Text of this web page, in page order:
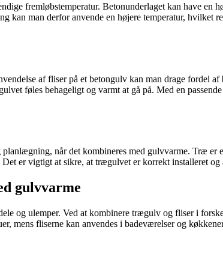
fremløbstemperatur. Betonunderlaget kan have en
kan man derfor anvende en højere temperatur,
af fliser på et betongulv kan man drage fordel
føles behageligt og varmt at gå på. Med en
når det kombineres med gulvvarme. Træ er
er vigtigt at sikre, at trægulvet er korrekt installeret
gulvvarme
og ulemper. Ved at kombinere trægulv og fliser i
mens fliserne kan anvendes i badeværelser og